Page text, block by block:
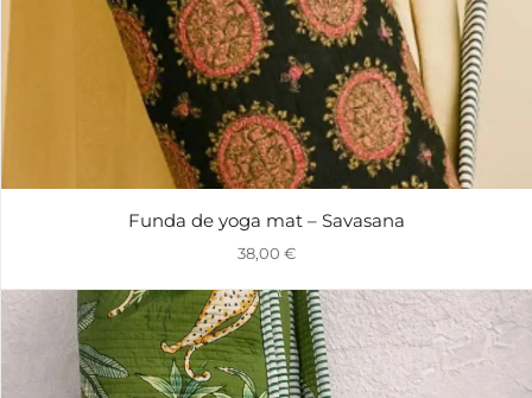
Funda de yoga mat – Savasana
38,00 €